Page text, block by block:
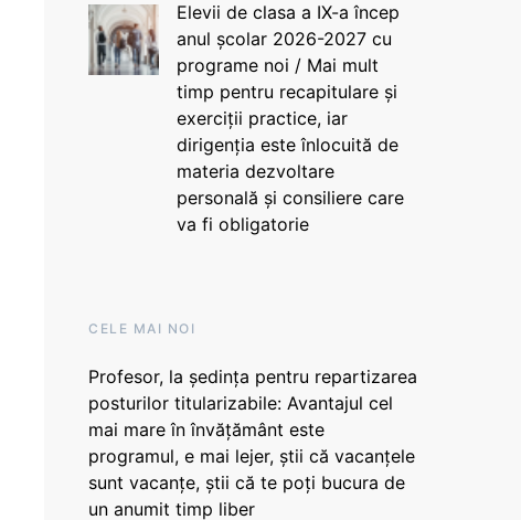
Elevii de clasa a IX-a încep
anul școlar 2026-2027 cu
programe noi / Mai mult
timp pentru recapitulare și
exerciții practice, iar
dirigenția este înlocuită de
materia dezvoltare
personală și consiliere care
va fi obligatorie
CELE MAI NOI
Profesor, la ședința pentru repartizarea
posturilor titularizabile: Avantajul cel
mai mare în învățământ este
programul, e mai lejer, știi că vacanțele
sunt vacanţe, știi că te poți bucura de
un anumit timp liber